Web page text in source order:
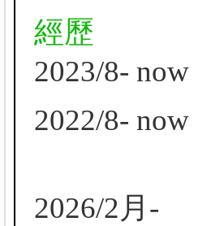
經歷
2023/8- now
2022/8- now
2026/2月-